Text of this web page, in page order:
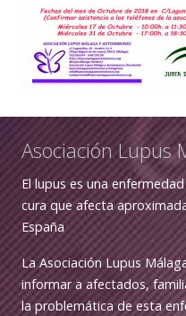
Asociación Lupus
El lupus es una
cura que afecta
España
La Asociación Lupus
informar a afectados,
la problemática de esta